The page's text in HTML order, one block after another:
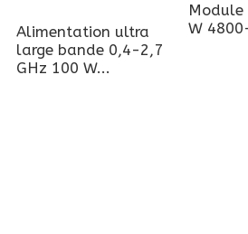
Alimentation ultra
large bande 0,4-2,7
GHz 100 W...
Module
W